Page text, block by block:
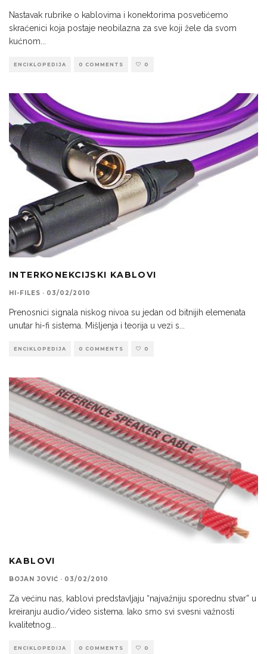
Nastavak rubrike o kablovima i konektorima posvetićemo
skraćenici koja postaje neobilazna za sve koji žele da svom
kućnom
ENCIKLOPEDIJA 0 COMMENTS 0
INTERKONEKCIJSKI KABLOVI
HI-FILES · 03/02/2010
Prenosnici signala niskog nivoa su jedan od bitnijih elemenata
unutar hi-fi sistema. Mišljenja i teorija u vezi s
ENCIKLOPEDIJA 0 COMMENTS 0
KABLOVI
BOJAN JOVIĆ · 03/02/2010
Za većinu nas, kablovi predstavljaju “najvažniju sporednu stvar” u
kreiranju audio/video sistema. Iako smo svi svesni važnosti
kvalitetnog...
ENCIKLOPEDIJA 0 COMMENTS 0